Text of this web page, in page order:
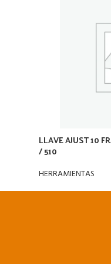
LLAVE AJUST 10
/ 510
HERRAMIENTAS